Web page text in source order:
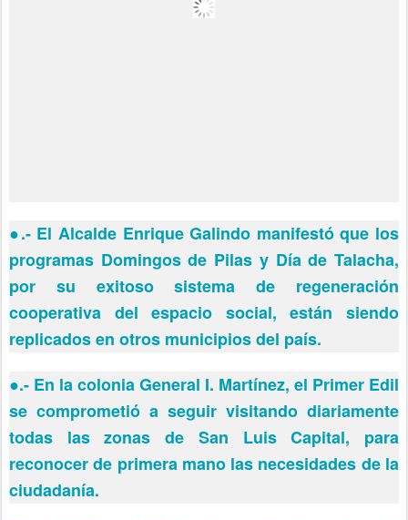
●.- El Alcalde Enrique Galindo manifestó que los
programas Domingos de Pilas y Día de Talacha,
por su exitoso sistema de regeneración
cooperativa del espacio social, están siendo
replicados en otros municipios del país.
●.- En la colonia General I. Martínez, el Primer Edil
se comprometió a seguir visitando diariamente
todas las zonas de San Luis Capital, para
reconocer de primera mano las necesidades de la
ciudadanía.